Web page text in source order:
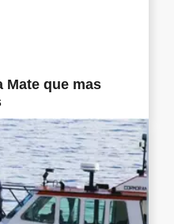
Mate que mas